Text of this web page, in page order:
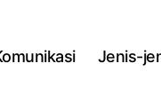
Jenis-